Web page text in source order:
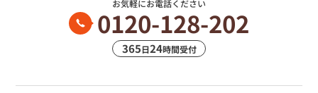
お気軽にお電話ください
0120-128-202
365日24時間受付